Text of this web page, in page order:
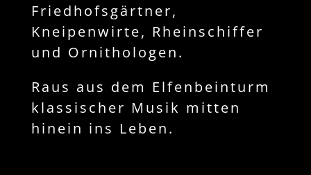
Friedhofsgärtner,
Kneipenwirte, Rheinschiffer
und Ornithologen.
Raus aus dem Elfenbeinturm
klassischer Musik mitten
hinein ins Leben.